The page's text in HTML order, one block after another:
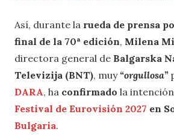
Así, durante la rueda de prensa
final de la 70ª edición, Milena
directora general de Balgarska
Televizija (BNT), muy“orgullosa”
DARA, ha confirmado la
Festival de Eurovisión 2027 en
Bulgaria.